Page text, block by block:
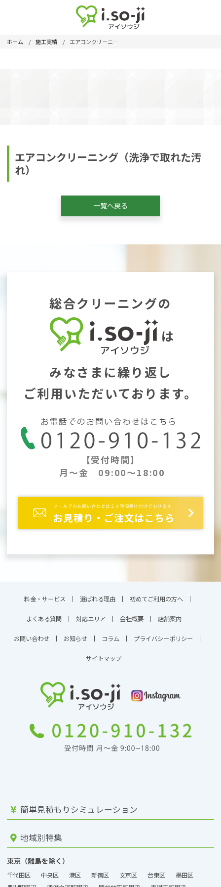
ホーム 施工実績 エアコンクリーニング（洗浄で取れた汚れ）
エアコンクリーニング（洗浄で取れた汚
れ）
一覧へ戻る
総合クリーニングの
は
みなさまに繰り返し
ご利用いただいております。
【受付時間】
月～金 09:00～18:00
料金・サービス 選ばれる理由 初めてご利用の方へ
よくある質問 対応エリア 会社概要 店舗案内
お問い合わせ お知らせ コラム プライバシーポリシー
サイトマップ
簡単見積もりシミュレーション
地域別特集
東京（離島を除く）
千代田区 中央区 港区 新宿区 文京区 台東区
墨田区